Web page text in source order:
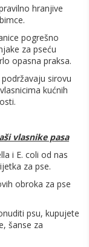
hranjive
pogrešno
za pseću
opasna praksa.
sirovu
kućnih
vlasnike pasa
i E. coli od nas
za pse.
obroka za pse
psu, kupujete
šanse za